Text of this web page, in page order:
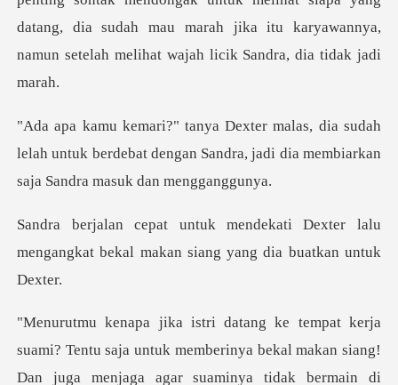
datang, dia sudah mau marah jika itu kary
udah
lelah untuk berdebat dengan Sandra, jadi di
i Dexter lalu
mengangkat bekal makan
ntu saja untuk memberinya bekal makan siang!
Dan juga menjaga